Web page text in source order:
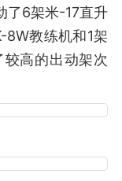
了6架米-17直升
8W教练机和1架
高的出动架次